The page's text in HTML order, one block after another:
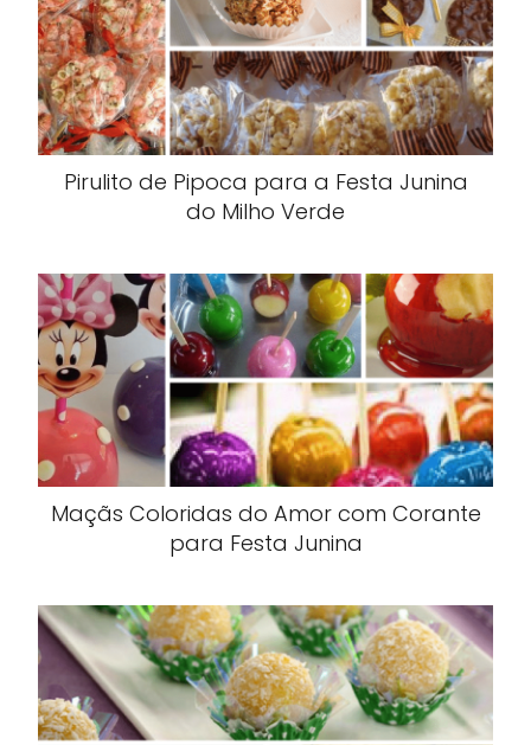
Pirulito de Pipoca para a Festa Junina
do Milho Verde
Maçãs Coloridas do Amor com Corante
para Festa Junina